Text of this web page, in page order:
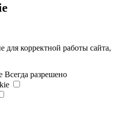
корректной работы сайта,
Всегда разрешено